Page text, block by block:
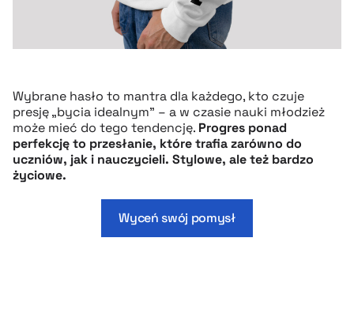
Wybrane hasło to mantra dla każdego, kto czuje
presję „bycia idealnym” – a w czasie nauki młodzież
może mieć do tego tendencję. Progres ponad
perfekcję to przesłanie, które trafia zarówno do
uczniów, jak i nauczycieli. Stylowe, ale też bardzo
życiowe.
Wyceń swój pomysł